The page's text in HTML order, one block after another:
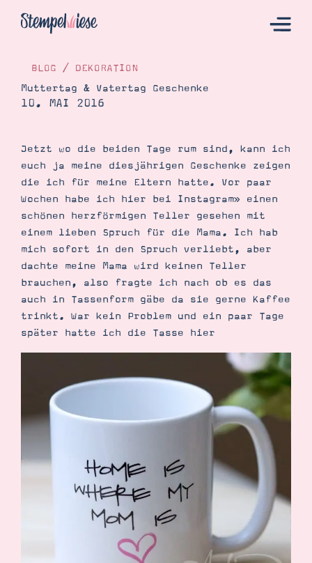
Katalog
Bestellen
Kontakt
Demonstrator werden
Blog
Über Stampin’ Up!
Tipps & Tricks
Ordnungstipps
BLOG / DEKORATION
Muttertag & Vatertag Geschenke
10. MAI 2016
Jetzt wo die beiden Tage rum sind, kann ich
euch ja meine diesjährigen Geschenke zeigen
die ich für meine Eltern hatte. Vor paar
Wochen habe ich hier bei Instagram» einen
schönen herzförmigen Teller gesehen mit
einem lieben Spruch für die Mama. Ich hab
mich sofort in den Spruch verliebt, aber
dachte meine Mama wird keinen Teller
brauchen, also fragte ich nach ob es das
auch in Tassenform gäbe da sie gerne Kaffee
trinkt. War kein Problem und ein paar Tage
später hatte ich die Tasse hier